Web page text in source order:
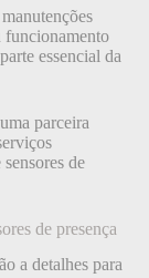
funcionamento
essencial da
parceira
de
de presença
a detalhes para